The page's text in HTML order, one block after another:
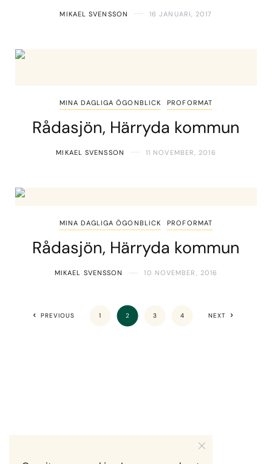
MIKAEL SVENSSON 16 JANUARI, 2017
MINA DAGLIGA ÖGONBLICK PROFORMAT
Rådasjön, Härryda kommun
MIKAEL SVENSSON 11 NOVEMBER, 2016
MINA DAGLIGA ÖGONBLICK PROFORMAT
Rådasjön, Härryda kommun
MIKAEL SVENSSON 10 NOVEMBER, 2016
PREVIOUS 1 2 3 4 NEXT